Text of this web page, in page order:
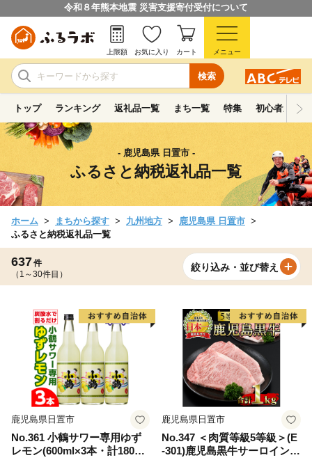
令和８年熊本地震 災害支援寄付受付について
検索
上限額 お気に入り カート メニュー
トップ ランキング 返礼品一覧 まち一覧 特集 初心者ガイド
- 鹿児島県 日置市 -
ふるさと納税返礼品一覧
ホーム まちから探す 九州地方
鹿児島県 日置市
ふるさと納税返礼品一覧
637件
（1～30件目）
絞り込み・並び替え
鹿児島県日置市
No.361 小鶴サワー専用ゆず
レモン(600ml×3本・計1800m
鹿児島県日置市
No.347 ＜肉質等級5等級＞(E
-301)鹿児島黒牛サーロインス